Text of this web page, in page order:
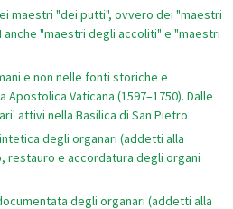
maestri "dei putti", ovvero dei "maestri
anche "maestri degli accoliti" e "maestri
e non nelle fonti storiche e
Vaticana (1597–1750). Dalle
attivi nella Basilica di San Pietro
degli organari (addetti alla
restauro e accordatura degli organi
degli organari (addetti alla